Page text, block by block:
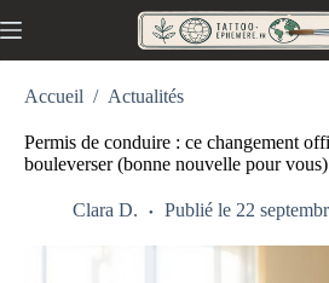
au
Accueil / Actualités
Permis de conduire : ce changement
bouleverser (bonne nouvelle pour vous)
Clara D. Publié le 22